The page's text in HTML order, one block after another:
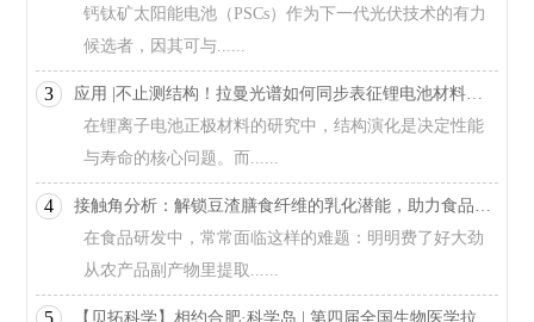
钙钛矿太阳能电池（PSCs）作为下一代光伏技术的有力
候选者，因其可与......
3
应用 |不止测结构！拉曼光谱如何同步表征锂电池材料相变与电子导电性？
在锂离子电池正极材料的研究中，结构演化是决定性能
与寿命的核心问题。而......
4
接触角分析：解锁豆渣膳食纤维的乳化潜能，助力食品工业绿色升级
在食品研发中，常常面临这样的难题：明明费了好大劲
从农产品副产物里提取......
5
【贝拓科学】相约合肥·科学岛 | 第四届全国生物医学拉曼光谱学术会议！